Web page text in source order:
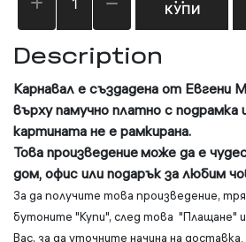
КУПИ
Description
Карнавал е създадена от Евгени
върху памучно платно с подрамка
картината не е рамкирана.
Това произведениеможе да е
дом, офис или подарък за любим
За да получите това произведение,
бутоните "Купи", след това "Плащане" и
Вас, за да уточните начина на доставка.